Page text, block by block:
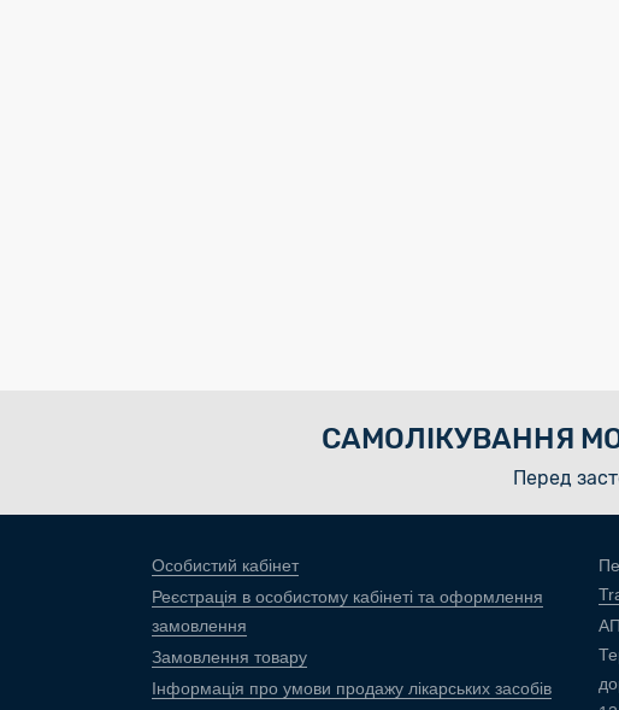
САМОЛІКУВАННЯ
Перед
Особистий кабінет
Реєстрація в особистому кабінеті та оформлення
замовлення
Замовлення товару
Інформація про умови продажу лікарських засобів